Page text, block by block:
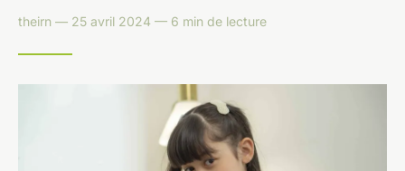
theirn — 25 avril 2024 — 6 min de lecture